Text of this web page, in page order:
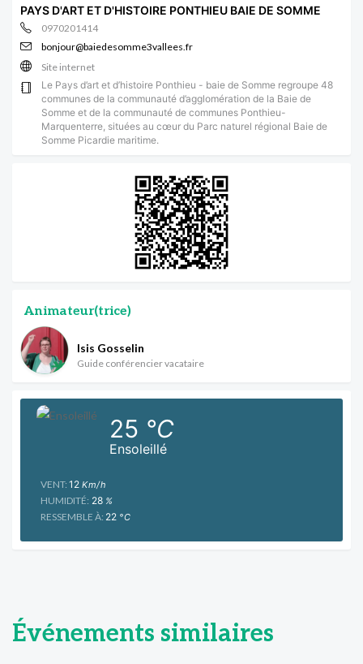
PAYS D'ART ET D'HISTOIRE PONTHIEU BAIE DE SOMME
0970201414
bonjour@baiedesomme3vallees.fr
Site internet
Le Pays d’art et d’histoire Ponthieu - baie de Somme regroupe 48
communes de la communauté d’agglomération de la Baie de
Somme et de la communauté de communes Ponthieu-
Marquenterre, situées au cœur du Parc naturel régional Baie de
Somme Picardie maritime.
Animateur(trice)
Isis Gosselin
Guide conférencier vacataire
Ensoleillé
25 °C
VENT: 12 Km/h
HUMIDITÉ: 28 %
RESSEMBLE À: 22 °C
Événements similaires